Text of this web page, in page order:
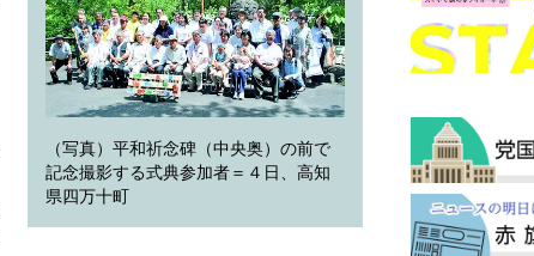
（写真）平和祈念碑（中央奥）の前で
記念撮影する式典参加者＝４日、高知
県四万十町